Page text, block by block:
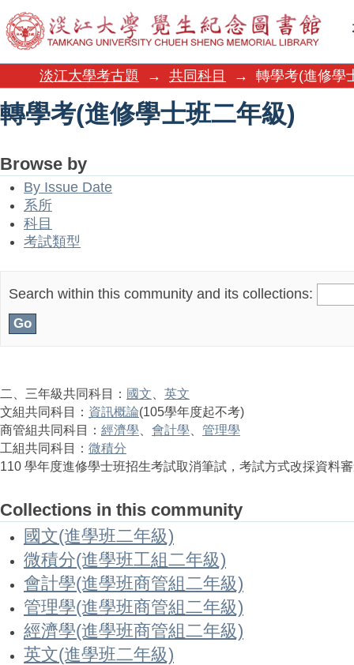
轉學考(進修學士班二年級)
淡江大學考古題 → 共同科目 → 轉學考(進修學
轉學考(進修學士班二年級)
Browse by
By Issue Date
系所
科目
考試類型
Search within this community and its collections:
二、三年級共同科目： 國文
英文
文組共同科目： 資訊概論(105學年度起不考)
商管組共同科目： 經濟學 會計學
管理學
工組共同科目： 微積分
110 學年度進修學士班招生考試取消筆試，考試方式改採資料
Collections in this community
國文(進學班二年級)
微積分(進學班工組二年級)
會計學(進學班商管組二年級)
管理學(進學班商管組二年級)
經濟學(進學班商管組二年級)
英文(進學班二年級)